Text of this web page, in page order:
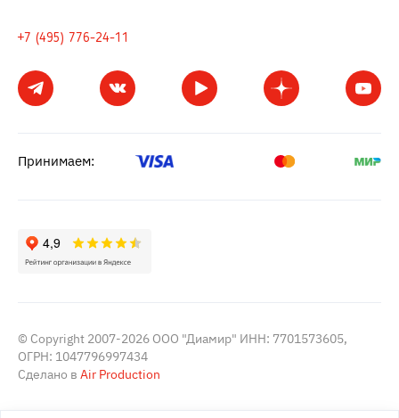
+7 (495) 776-24-11
Принимаем:
© Copyright 2007-2026 ООО "Диамир" ИНН: 7701573605,
ОГРН: 1047796997434
Сделано в Air Production